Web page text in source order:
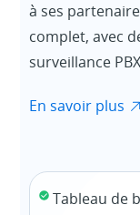
à ses
complet, avec
surveillance
En savoir plus
Tableau de